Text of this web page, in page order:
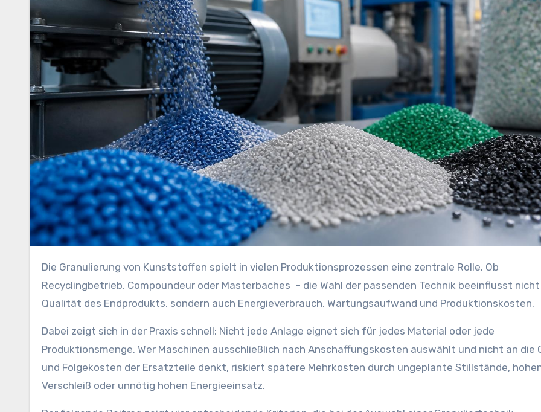
Die Granulierung von Kunststoffen spielt in vielen Produktionsprozessen eine zentrale Rolle. Ob
Recyclingbetrieb, Compoundeur oder Masterbaches – die Wahl der passenden Technik beeinflusst
Qualität des Endprodukts, sondern auch Energieverbrauch, Wartungsaufwand und Produktionskosten.
Dabei zeigt sich in der Praxis schnell: Nicht jede Anlage eignet sich für jedes Material oder jede
Produktionsmenge. Wer Maschinen ausschließlich nach Anschaffungskosten auswählt und nicht an die
und Folgekosten der Ersatzteile denkt, riskiert spätere Mehrkosten durch ungeplante Stillstände,
Verschleiß oder unnötig hohen Energieeinsatz.